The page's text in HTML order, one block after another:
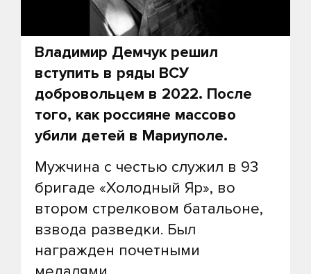
Владимир Демчук решил
вступить в ряды ВСУ
добровольцем в 2022. После
того, как россияне массово
убили детей в Мариуполе.
Мужчина с честью служил в 93
бригаде «Холодный Яр», во
втором стрелковом батальоне,
взвода разведки. Был
награжден почетными